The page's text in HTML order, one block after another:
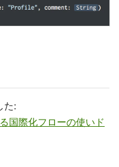
た:
国際化フローの使いド